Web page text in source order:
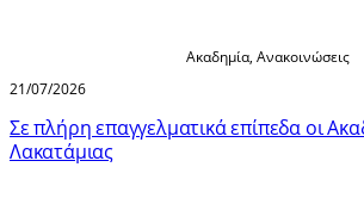
Ακαδημία, Ανακοινώσεις
21/07/2026
Σε πλήρη επαγγελματικά επίπεδα οι
Λακατάμιας